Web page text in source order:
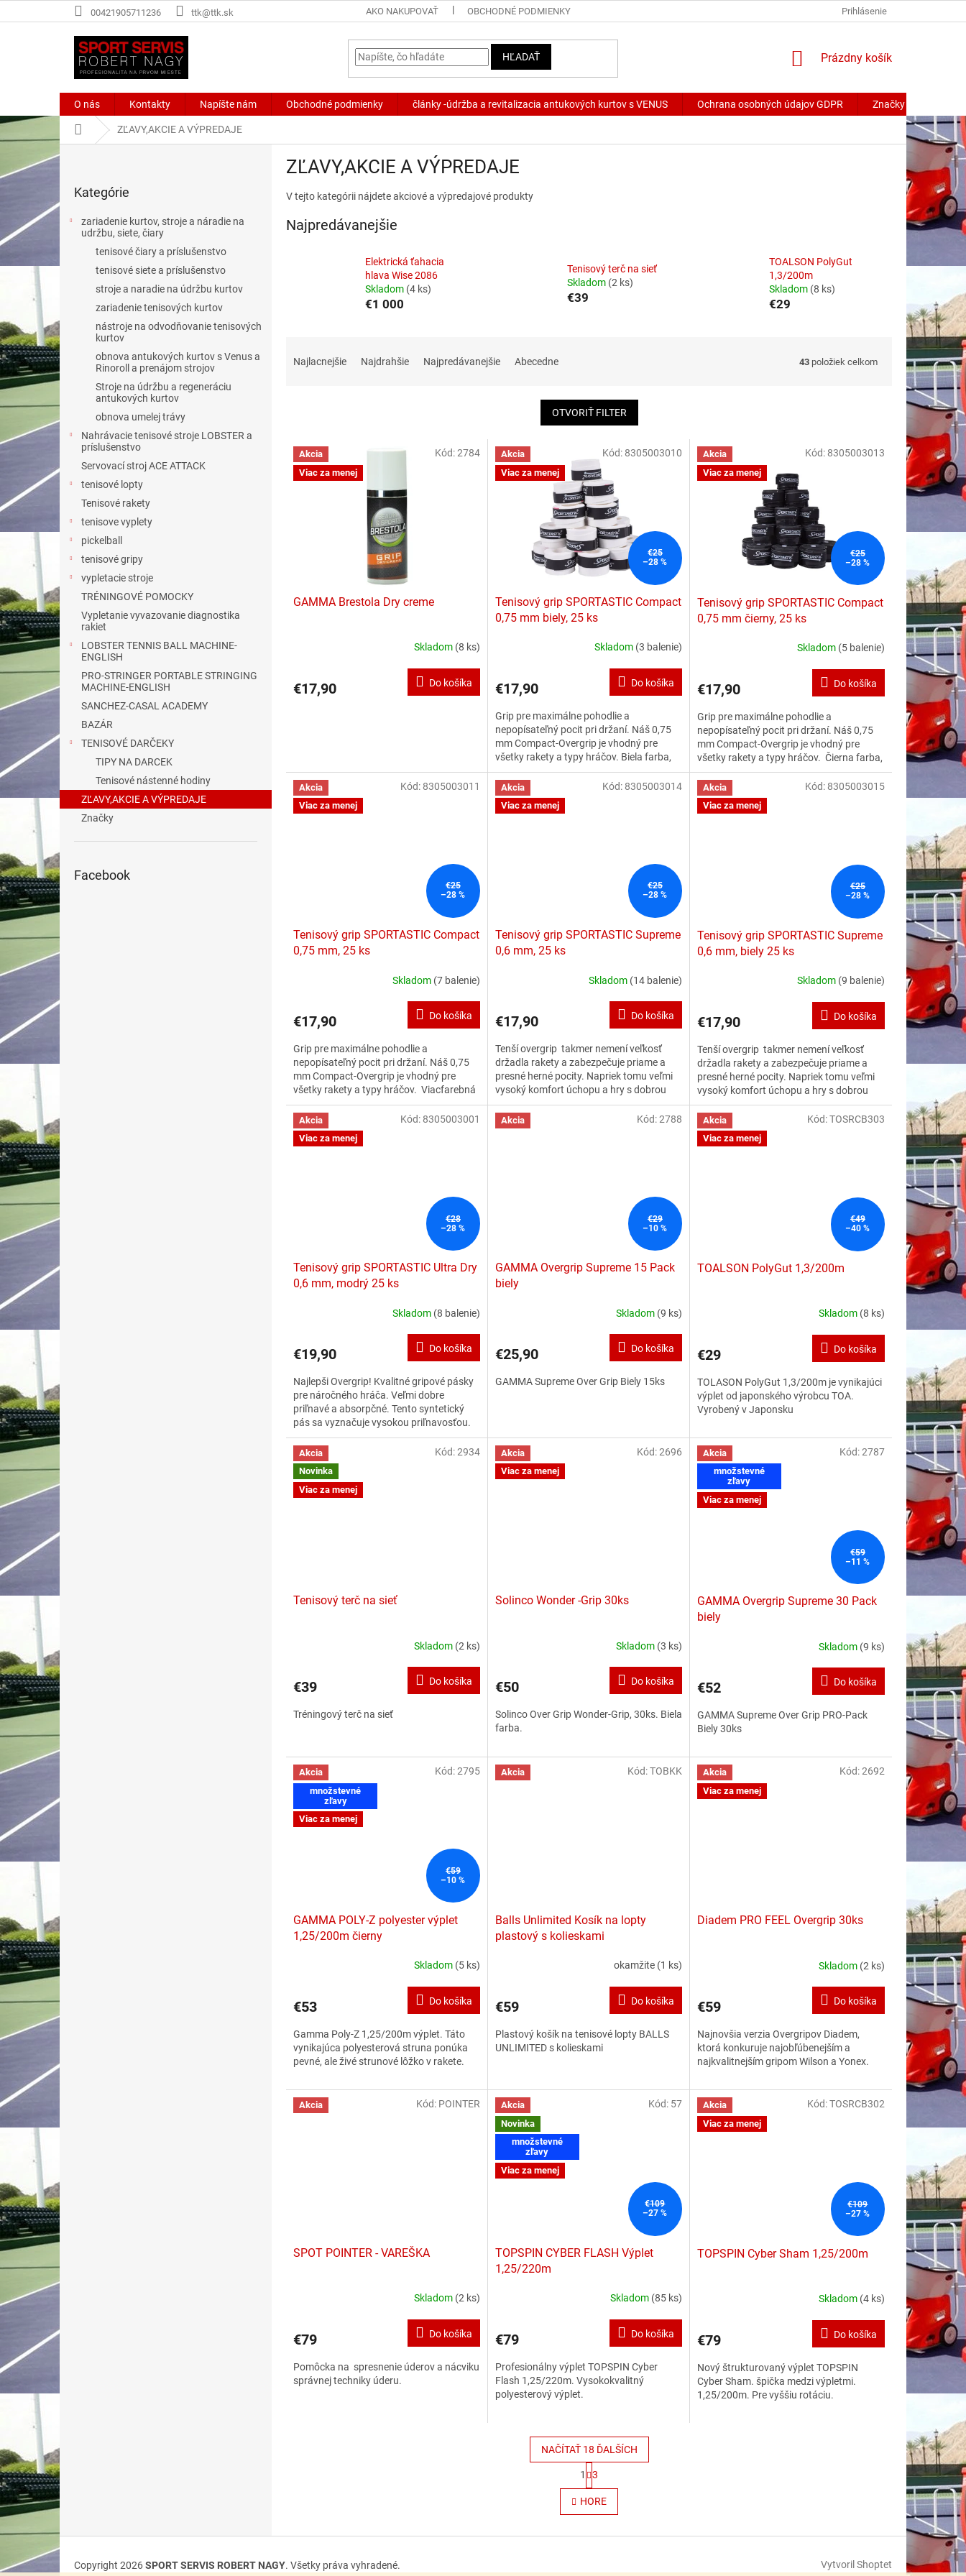
na
00421905711236 ttk@ttk.sk AKO NAKUPOVAŤ OBCHODNÉ PODMIENKY Prihlásenie
HĽADAŤ
NÁKUPNÝ
Prázdny košík
O nás Kontakty Napíšte nám Obchodné podmienky články -údržba a revitalizacia antukových kurtov s VENUS Ochrana osobných údajov GDPR Značky
DomovZĽAVY,AKCIE A VÝPREDAJE
B
n
n
kategórie
Kategórie
zariadenie kurtov, stroje a náradie na
udržbu, siete, čiary
tenisové čiary a príslušenstvo
tenisové siete a príslušenstvo
stroje a naradie na údržbu kurtov
zariadenie tenisových kurtov
nástroje na odvodňovanie tenisových
kurtov
obnova antukových kurtov s Venus a
Rinoroll a prenájom strojov
Stroje na údržbu a regeneráciu
antukových kurtov
obnova umelej trávy
Nahrávacie tenisové stroje LOBSTER a
príslušenstvo
Servovací stroj ACE ATTACK
tenisové lopty
Tenisové rakety
tenisove vyplety
pickelball
tenisové gripy
vypletacie stroje
TRÉNINGOVÉ POMOCKY
Vypletanie vyvazovanie diagnostika
rakiet
LOBSTER TENNIS BALL MACHINE-
ENGLISH
PRO-STRINGER PORTABLE STRINGING
MACHINE-ENGLISH
SANCHEZ-CASAL ACADEMY
BAZÁR
TENISOVÉ DARČEKY
TIPY NA DARCEK
Tenisové nástenné hodiny
ZĽAVY,AKCIE A VÝPREDAJE
Značky
Facebook
ZĽAVY,AKCIE A VÝPREDAJE
V tejto kategórii nájdete akciové a výpredajové produkty
Najpredávanejšie
Elektrická ťahacia
hlava Wise 2086
Skladom (4 ks)
€1 000
Tenisový terč na sieť
Skladom (2 ks)
€39
TOALSON PolyGut
1,3/200m
Skladom (8 ks)
€29
Najlacnejšie Najdrahšie Najpredávanejšie Abecedne 43 položiek celkom
OTVORIŤ FILTER
V Akcia
Viac za menej
GAMMA Brestola Dry creme
Skladom (8 ks)
€17,90 Do košíka
Kód:2784
Akcia
Viac za menej
€25
–28 %
Tenisový grip SPORTASTIC Compact
0,75 mm biely, 25 ks
Skladom (3 balenie)
€17,90 Do košíka
Grip pre maximálne pohodlie a
nepopísateľný pocit pri držaní. Náš 0,75
mm Compact-Overgrip je vhodný pre
všetky rakety a typy hráčov. Biela farba,
25 kusov.
Kód: 8305003010
Akcia
Viac za menej
€25
–28 %
Tenisový grip SPORTASTIC Compact
0,75 mm čierny, 25 ks
Skladom (5 balenie)
€17,90 Do košíka
Grip pre maximálne pohodlie a
nepopísateľný pocit pri držaní. Náš 0,75
mm Compact-Overgrip je vhodný pre
všetky rakety a typy hráčov. Čierna farba,
25 kusov.
Kód: 8305003013
Akcia
Viac za menej
€25
–28 %
Tenisový grip SPORTASTIC Compact
0,75 mm, 25 ks
Skladom (7 balenie)
€17,90 Do košíka
Grip pre maximálne pohodlie a
nepopísateľný pocit pri držaní. Náš 0,75
mm Compact-Overgrip je vhodný pre
všetky rakety a typy hráčov. Viacfarebná
krabica po 25 kusoch.
Kód: 8305003011
Akcia
Viac za menej
€25
–28 %
Tenisový grip SPORTASTIC Supreme
0,6 mm, 25 ks
Skladom (14 balenie)
€17,90 Do košíka
Tenší overgrip takmer nemení veľkosť
držadla rakety a zabezpečuje priame a
presné herné pocity. Napriek tomu veľmi
vysoký komfort úchopu a hry s dobrou
absorpciou vlhkosti. Dlhá
životnosť.
Viacfarebná krabica po 25
kusoch.
Kód: 8305003014
Akcia
Viac za menej
€25
–28 %
Tenisový grip SPORTASTIC Supreme
0,6 mm, biely 25 ks
Skladom (9 balenie)
€17,90 Do košíka
Tenší overgrip takmer nemení veľkosť
držadla rakety a zabezpečuje priame a
presné herné pocity. Napriek tomu veľmi
vysoký komfort úchopu a hry s dobrou
absorpciou vlhkosti. Dlhá
životnosť.
Krabica 25 kusov. Farba biela
Kód: 8305003015
Akcia
Viac za menej
€28
–28 %
Tenisový grip SPORTASTIC Ultra Dry
0,6 mm, modrý 25 ks
Skladom (8 balenie)
€19,90 Do košíka
Najlepši Overgrip! Kvalitné gripové pásky
pre náročného hráča. Veľmi dobre
priľnavé a absorpčné. Tento syntetický
pás sa vyznačuje vysokou priľnavosťou.
Vysoká absorpcia vlhkosti, výnimočný
"dotyk", dobrý pocit z gripu a loptičky -
predovšetkým pri vysokých teplotách.
Kód: 8305003001 Akcia
€29
–10 %
GAMMA Overgrip Supreme 15 Pack
biely
Skladom (9 ks)
€25,90 Do košíka
GAMMA Supreme Over Grip Biely 15ks
Kód:2788
Akcia
Viac za menej
€49
–40 %
TOALSON PolyGut 1,3/200m
Skladom (8 ks)
€29 Do košíka
TOLASON PolyGut 1,3/200m je vynikajúci
výplet od japonského výrobcu TOA.
Vyrobený v Japonsku
Kód:TOSRCB303
Akcia
Novinka
Viac za menej
Tenisový terč na sieť
Skladom (2 ks)
€39 Do košíka
Tréningový terč na sieť
Kód:2934
Akcia
Viac za menej
Solinco Wonder -Grip 30ks
Skladom (3 ks)
€50 Do košíka
Solinco Over Grip Wonder-Grip, 30ks. Biela
farba.
Kód:2696
Akcia
množstevné
zľavy
Viac za menej
€59
–11 %
GAMMA Overgrip Supreme 30 Pack
biely
Skladom (9 ks)
€52 Do košíka
GAMMA Supreme Over Grip PRO-Pack
Biely 30ks
Kód:2787
Akcia
množstevné
zľavy
Viac za menej
€59
–10 %
GAMMA POLY-Z polyester výplet
1,25/200m čierny
Skladom (5 ks)
€53 Do košíka
Gamma Poly-Z 1,25/200m výplet. Táto
vynikajúca polyesterová struna ponúka
pevné, ale živé strunové lôžko v rakete.
Kód:2795 Akcia
Balls Unlimited Kosík na lopty
plastový s kolieskami
okamžite (1 ks)
€59 Do košíka
Plastový košík na tenisové lopty BALLS
UNLIMITED s kolieskami
Kód:TOBKK
Akcia
Viac za menej
Diadem PRO FEEL Overgrip 30ks
Skladom (2 ks)
€59 Do košíka
Najnovšia verzia Overgripov Diadem,
ktorá konkuruje najobľúbenejším a
najkvalitnejším gripom Wilson a Yonex.
Kód:2692
Akcia
SPOT POINTER - VAREŠKA
Skladom (2 ks)
€79 Do košíka
Pomôcka na spresnenie úderov a nácviku
správnej techniky úderu.
Kód: POINTER
Akcia
Novinka
množstevné
zľavy
Viac za menej
€109
–27 %
TOPSPIN CYBER FLASH Výplet
1,25/220m
je
z
5
hviezdičiek.
Skladom (85 ks)
€79 Do košíka
Profesionálny výplet TOPSPIN Cyber
Flash 1,25/220m. Vysokokvalitný
polyesterový výplet.
Kód: 57
Akcia
Viac za menej
€109
–27 %
TOPSPIN Cyber Sham 1,25/200m
Skladom (4 ks)
€79 Do košíka
Nový štrukturovaný výplet TOPSPIN
Cyber Sham. špička medzi výpletmi.
1,25/200m. Pre vyššiu rotáciu.
Kód:TOSRCB302
O
v
l
d
NAČÍTAŤ 18 ĎALŠÍCH
S
t
r
á
n
o
1 3
HORE
Vytvoril Shoptet
Copyright 2026SPORT SERVIS ROBERT NAGY. Všetky práva vyhradené.